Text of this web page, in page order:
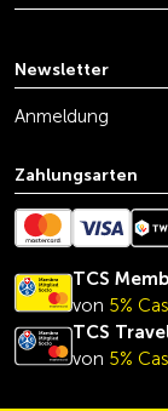
Newsletter
Anmeldung
Zahlungsarten
TCS
von 5%
TCS
von 5%